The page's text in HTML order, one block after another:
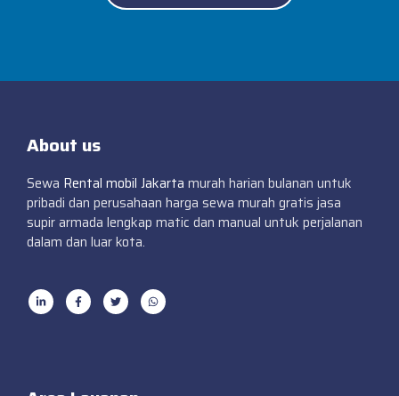
About us
Sewa Rental mobil Jakarta murah harian bulanan untuk
pribadi dan perusahaan harga sewa murah gratis jasa
supir armada lengkap matic dan manual untuk perjalanan
dalam dan luar kota.